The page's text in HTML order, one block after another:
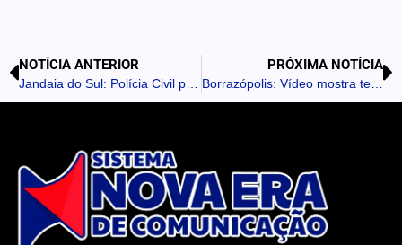
NOTÍCIA ANTERIOR PRÓXIMA NOTÍCIA
Borrazópolis: Vídeo mostra tentativa de arrombamento em loja de móveis